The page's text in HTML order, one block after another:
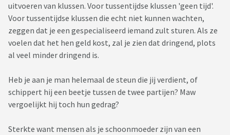
uitvoeren van klussen. Voor tussentijdse klussen 'geen tijd'.
Voor tussentijdse klussen die echt niet kunnen wachten,
zeggen dat je een gespecialiseerd iemand zult sturen. Als ze
voelen dat het hen geld kost, zal je zien dat dringend, plots
al veel minder dringend is.
Heb je aan je man helemaal de steun die jij verdient, of
schippert hij een beetje tussen de twee partijen? Maw
vergoelijkt hij toch hun gedrag?
Sterkte want mensen als je schoonmoeder zijn van een